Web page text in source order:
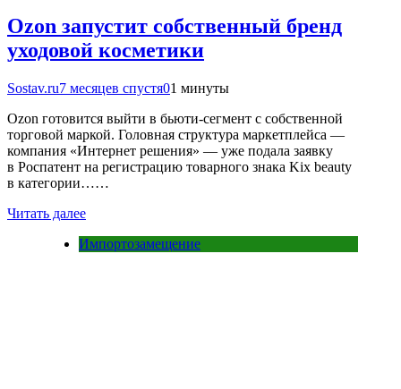
Ozon запустит собственный бренд
уходовой косметики
Sostav.ru7 месяцев спустя01 минуты
Ozon готовится выйти в бьюти-сегмент с собственной
торговой маркой. Головная структура маркетплейса —
компания «Интернет решения» — уже подала заявку
в Роспатент на регистрацию товарного знака Kix beauty
в категории……
Читать далее
Импортозамещение